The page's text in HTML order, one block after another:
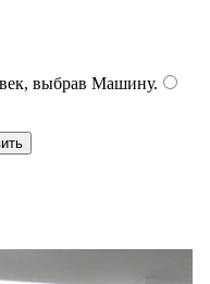
выбрав Машину.